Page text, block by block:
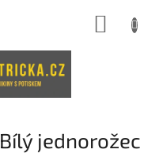
jednorožec